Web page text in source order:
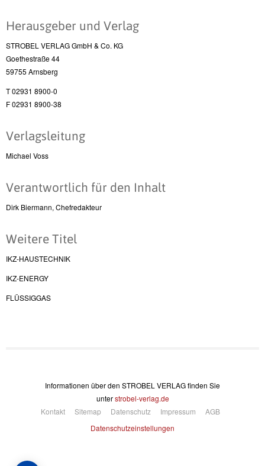
Herausgeber und Verlag
STROBEL VERLAG GmbH & Co. KG
Goethestraße 44
59755 Arnsberg
T 02931 8900-0
F 02931 8900-38
Verlagsleitung
Michael Voss
Verantwortlich für den Inhalt
Dirk Biermann, Chefredakteur
Weitere Titel
IKZ-HAUSTECHNIK
IKZ-ENERGY
FLÜSSIGGAS
Informationen über den STROBEL VERLAG finden Sie
unterstrobel-verlag.de
Kontakt
Sitemap Datenschutz Impressum
AGB
Datenschutzeinstellungen